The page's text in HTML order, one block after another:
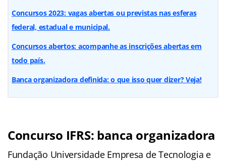
Concursos 2023: vagas abertas ou previstas nas esferas
federal, estadual e municipal.
Concursos abertos: acompanhe as inscrições abertas em
todo país.
Banca organizadora definida: o que isso quer dizer? Veja!
Concurso IFRS: banca organizadora
Fundação Universidade Empresa de Tecnologia e